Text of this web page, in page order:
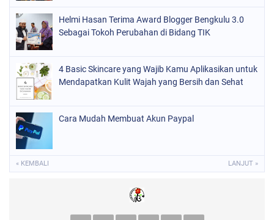
Helmi Hasan Terima Award Blogger Bengkulu 3.0
Sebagai Tokoh Perubahan di Bidang TIK
4 Basic Skincare yang Wajib Kamu Aplikasikan untuk
Mendapatkan Kulit Wajah yang Bersih dan Sehat
Cara Mudah Membuat Akun Paypal
« KEMBALI LANJUT »